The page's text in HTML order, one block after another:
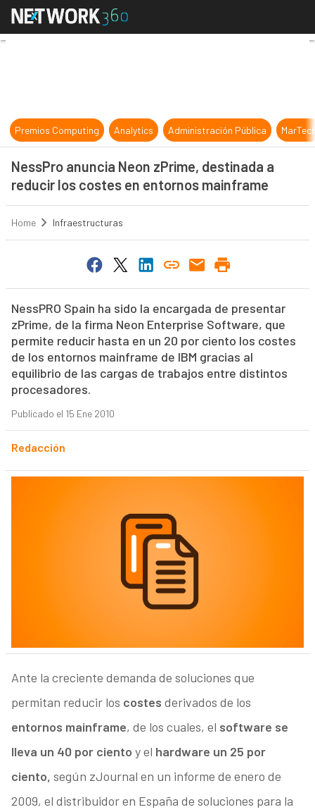
NessPro anuncia Neon zPrime,
Premios Computing Analytics Administración Pública
NessPro anuncia Neon zPrime, destinada a
reducir los costes en entornos mainframe
Home Infraestructuras
NessPRO Spain ha sido la encargada de presentar
zPrime, de la firma Neon Enterprise Software, que
permite reducir hasta en un 20 por ciento los costes
de los entornos mainframe de IBM gracias al
equilibrio de las cargas de trabajos entre distintos
procesadores.
Publicado el 15 Ene 2010
Redacción
Ante la creciente demanda de soluciones que
permitan reducir los costes derivados de los
entornos mainframe, de los cuales, el software se
lleva un 40 por ciento y el hardware un 25 por
ciento, según zJournal en un informe de enero de
2009, el distribuidor en España de soluciones para la